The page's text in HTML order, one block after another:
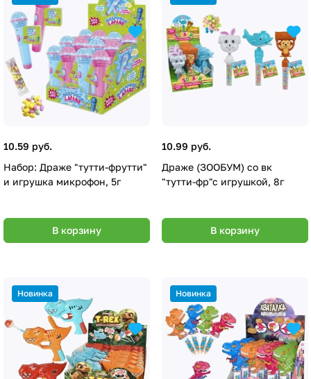
10.59 руб.
Набор: Драже "тутти-фрутти"
и игрушка микрофон, 5г
В корзину
10.99 руб.
Драже (ЗООБУМ) со вк
"тутти-фр"с игрушкой, 8г
В корзину
Новинка Новинка